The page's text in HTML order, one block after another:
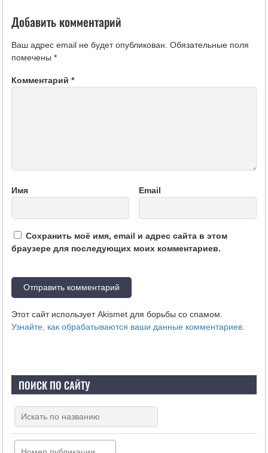
Добавить комментарий
Ваш адрес email не будет опубликован. Обязательные поля
помечены *
Комментарий *
Имя Email
Сохранить моё имя, email и адрес сайта в этом
браузере для последующих моих комментариев.
Этот сайт использует Akismet для борьбы со спамом.
Узнайте, как обрабатываются ваши данные комментариев.
ПОИСК ПО САЙТУ